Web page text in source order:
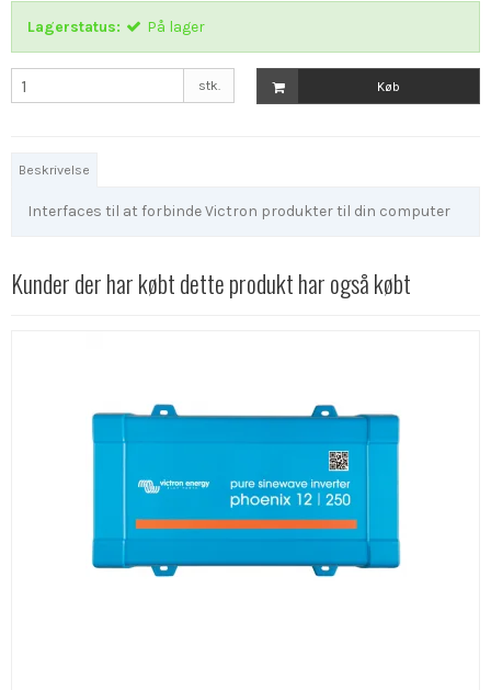
Lagerstatus: På lager
stk. Køb
Beskrivelse
Interfaces til at forbinde Victron produkter til din computer
Kunder der har købt dette produkt har også købt